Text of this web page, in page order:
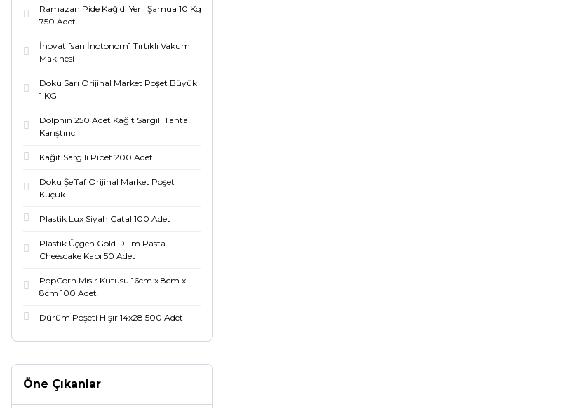
Ramazan Pide Kağıdı Yerli Şamua 10 Kg
750 Adet
İnovatifsan İnotonom1 Tırtıklı Vakum
Makinesi
Doku Sarı Orijinal Market Poşet Büyük
1 KG
Dolphin 250 Adet Kağıt Sargılı Tahta
Karıştırıcı
Kağıt Sargılı Pipet 200 Adet
Doku Şeffaf Orijinal Market Poşet
Küçük
Plastik Lux Siyah Çatal 100 Adet
Plastik Üçgen Gold Dilim Pasta
Cheescake Kabı 50 Adet
PopCorn Mısır Kutusu 16cm x 8cm x
8cm 100 Adet
Dürüm Poşeti Hışır 14x28 500 Adet
Öne Çıkanlar